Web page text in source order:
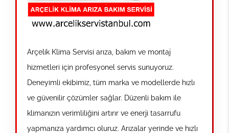
Arçelik Klima Servisi arıza, bakım ve montaj
hizmetleri için profesyonel servis sunuyoruz.
Deneyimli ekibimiz, tüm marka ve modellerde hızlı
ve güvenilir çözümler sağlar. Düzenli bakım ile
klimanızın verimliliğini artırır ve enerji tasarrufu
yapmanıza yardımcı oluruz. Arızalar yerinde ve hızlı